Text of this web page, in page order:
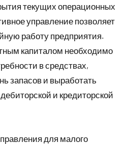
текущих операционных
управление позволяет
работу предприятия.
капиталом необходимо
в средствах,
запасов и выработать
и кредиторской
для малого